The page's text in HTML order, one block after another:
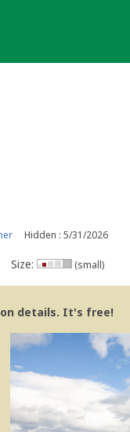
Hidden : 5/31/2026
Size: (small)
details. It's free!